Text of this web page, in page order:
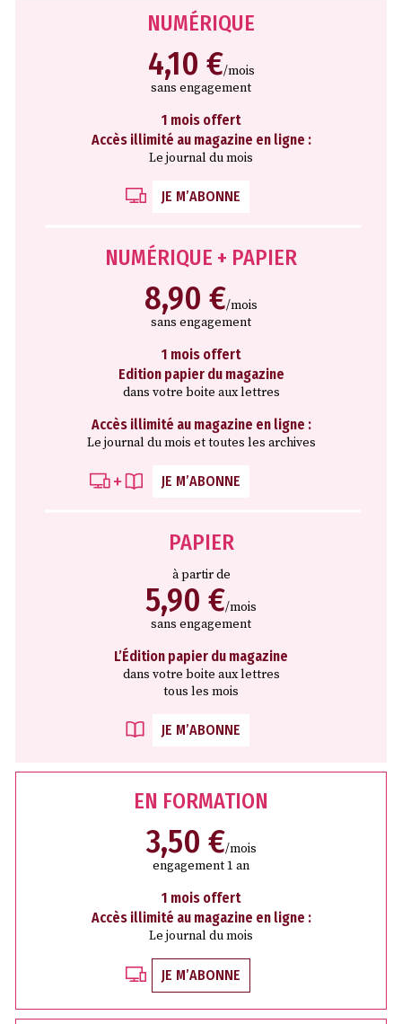
NUMÉRIQUE
4,10 €/mois
sans engagement
1 mois offert
Accès illimité au magazine en ligne :
Le journal du mois
JE M’ABONNE
NUMÉRIQUE + PAPIER
8,90 €/mois
sans engagement
1 mois offert
Edition papier du magazine
dans votre boite aux lettres
Accès illimité au magazine en ligne :
Le journal du mois et toutes les archives
JE M’ABONNE
PAPIER
à partir de
5,90 €/mois
sans engagement
L’Édition papier du magazine
dans votre boite aux lettres
tous les mois
JE M’ABONNE
EN FORMATION
3,50 €/mois
engagement 1 an
1 mois offert
Accès illimité au magazine en ligne :
Le journal du mois
JE M’ABONNE